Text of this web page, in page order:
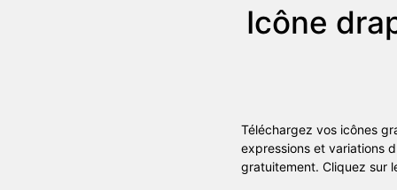
Icône
Téléchargez vos icônes
expressions et variations
gratuitement. Cliquez sur